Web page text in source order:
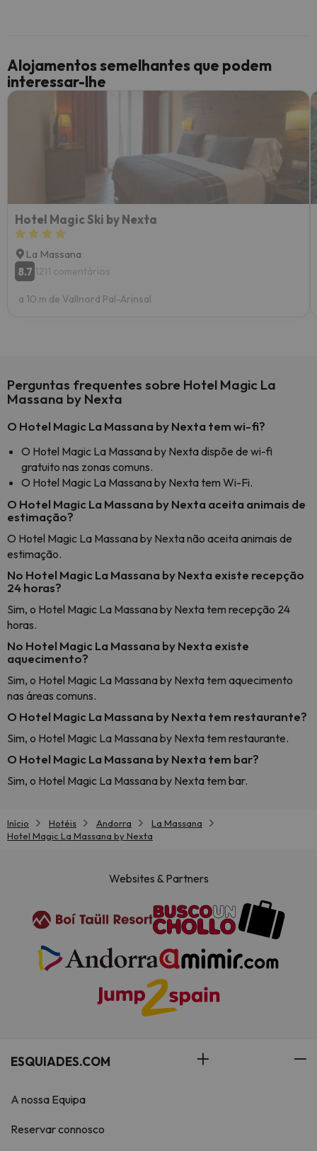
Alojamentos semelhantes que podem
interessar-lhe
Hotel Magic Ski by Nexta
La Massana
8.7 1211 comentários
a 10 m de Vallnord Pal-Arinsal
Perguntas frequentes sobre Hotel Magic La
Massana by Nexta
O Hotel Magic La Massana by Nexta tem wi-fi?
O Hotel Magic La Massana by Nexta dispõe de wi-fi
gratuito nas zonas comuns.
O Hotel Magic La Massana by Nexta tem Wi-Fi.
O Hotel Magic La Massana by Nexta aceita animais de
estimação?
O Hotel Magic La Massana by Nexta não aceita animais de
estimação.
No Hotel Magic La Massana by Nexta existe recepção
24 horas?
Sim, o Hotel Magic La Massana by Nexta tem recepção 24
horas.
No Hotel Magic La Massana by Nexta existe
aquecimento?
Sim, o Hotel Magic La Massana by Nexta tem aquecimento
nas áreas comuns.
O Hotel Magic La Massana by Nexta tem restaurante?
Sim, o Hotel Magic La Massana by Nexta tem restaurante.
O Hotel Magic La Massana by Nexta tem bar?
Sim, o Hotel Magic La Massana by Nexta tem bar.
Início Hotéis Andorra
La Massana
Hotel Magic La Massana by Nexta
Websites & Partners
ESQUIADES.COM
A nossa Equipa
Reservar connosco